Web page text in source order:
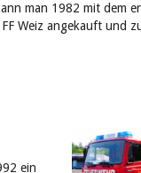
man 1982 mit dem
Weiz angekauft und
ein